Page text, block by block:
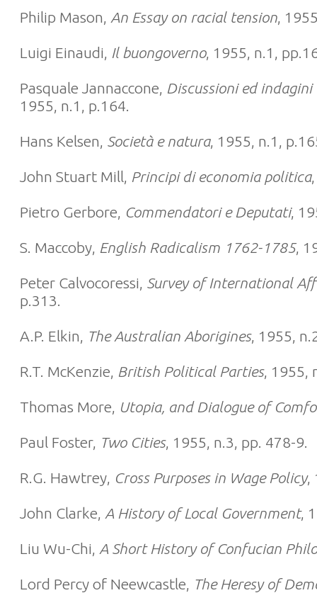
Philip Mason, An Essay on racial tension,
Luigi Einaudi, Il buongoverno, 1955, n.1,
Pasquale Jannaccone, Discussioni ed
1955, n.1, p.164.
Hans Kelsen, Società e natura, 1955, n.1,
John Stuart Mill, Principi di economia politica
Pietro Gerbore, Commendatori e Deputati,
S. Maccoby, English Radicalism 1762-1785,
Peter Calvocoressi, Survey of International
p.313.
A.P. Elkin, The Australian Aborigines, 1955,
R.T. McKenzie, British Political Parties, 1955,
Thomas More, Utopia, and Dialogue of
Paul Foster, Two Cities, 1955, n.3, pp. 478-9.
R.G. Hawtrey, Cross Purposes in Wage Policy,
John Clarke, A History of Local Government,
Liu Wu-Chi, A Short History of Confucian
Lord Percy of Neewcastle, The Heresy of